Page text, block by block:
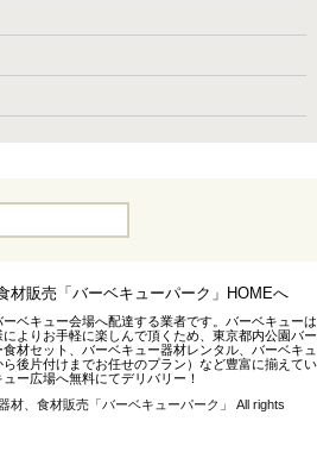
パー堤防（松戸市）
10月前半）
材販売「バーベキューパーク」HOMEへ
ベキュー会場へ配達する業者です。バーベキューは
よりお手軽に楽しんで頂くため、東京都内公園バー
材セット、バーベキュー器材レンタル、バーベキュ
後片付けまでお任せのプラン）など豊富に揃えてい
ー広場へ無料にてデリバリー！
材、食材販売「バーベキューパーク」 All rights